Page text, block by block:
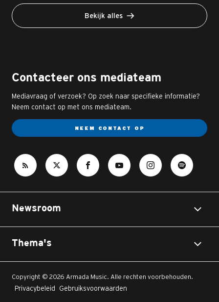
Bekijk alles
Contacteer ons mediateam
Mediavraag of verzoek? Op zoek naar specifieke informatie?
Neem contact op met ons mediateam.
NEEM CONTACT OP
Newsroom
Thema's
Copyright © 2026 Armada Music. Alle rechten voorbehouden.
Privacybeleid Gebruiksvoorwaarden